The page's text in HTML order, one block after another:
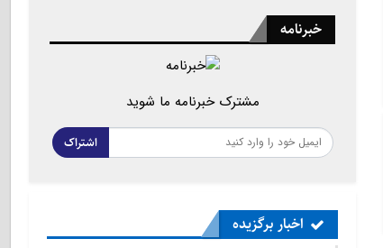
خبرنامه
مشترک خبرنامه ما شوید
اشتراک
اخبار برگزیده